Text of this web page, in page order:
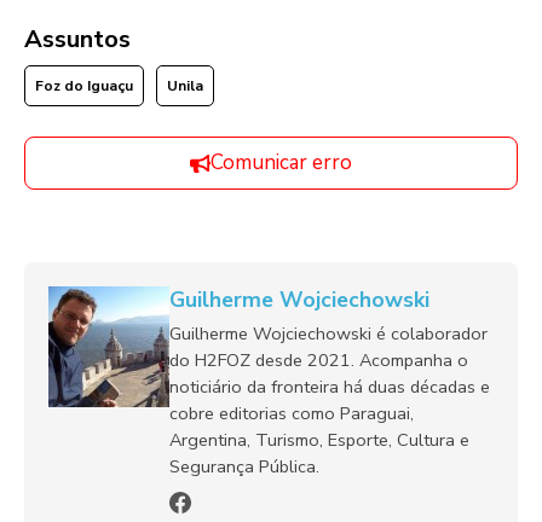
Assuntos
Foz do Iguaçu Unila
Comunicar erro
Guilherme Wojciechowski
Guilherme Wojciechowski é colaborador
do H2FOZ desde 2021. Acompanha o
noticiário da fronteira há duas décadas e
cobre editorias como Paraguai,
Argentina, Turismo, Esporte, Cultura e
Segurança Pública.